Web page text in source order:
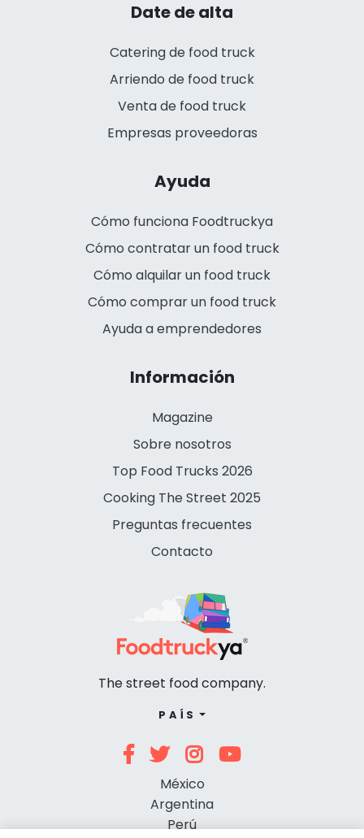
Date de alta
Catering de food truck
Arriendo de food truck
Venta de food truck
Empresas proveedoras
Ayuda
Cómo funciona Foodtruckya
Cómo contratar un food truck
Cómo alquilar un food truck
Cómo comprar un food truck
Ayuda a emprendedores
Información
Magazine
Sobre nosotros
Top Food Trucks 2026
Cooking The Street 2025
Preguntas frecuentes
Contacto
The street food company.
PAÍS
México
Argentina
Perú